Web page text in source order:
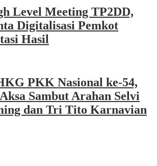
Level Meeting TP2DD,
Digitalisasi Pemkot
Hasil
PKK Nasional ke-54,
Sambut Arahan Selvi
dan Tri Tito Karnavian